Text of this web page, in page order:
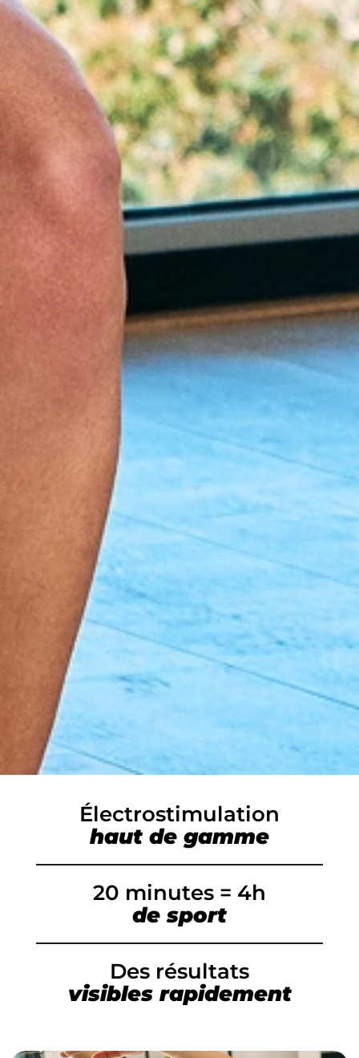
Électrostimulation
haut de gamme
20 minutes = 4h
de sport
Des résultats
visibles rapidement